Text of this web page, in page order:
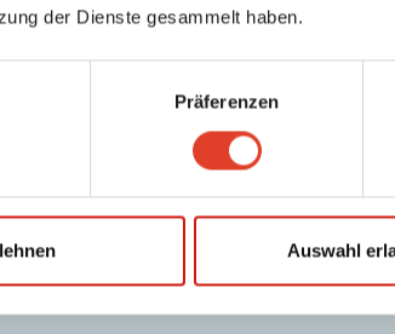
der Dienste gesammelt haben.
Präferenzen
Auswahl